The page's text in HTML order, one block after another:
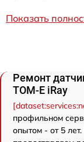
Показать
Ремонт
TOM-E iRay
профильном
опытом - от 5